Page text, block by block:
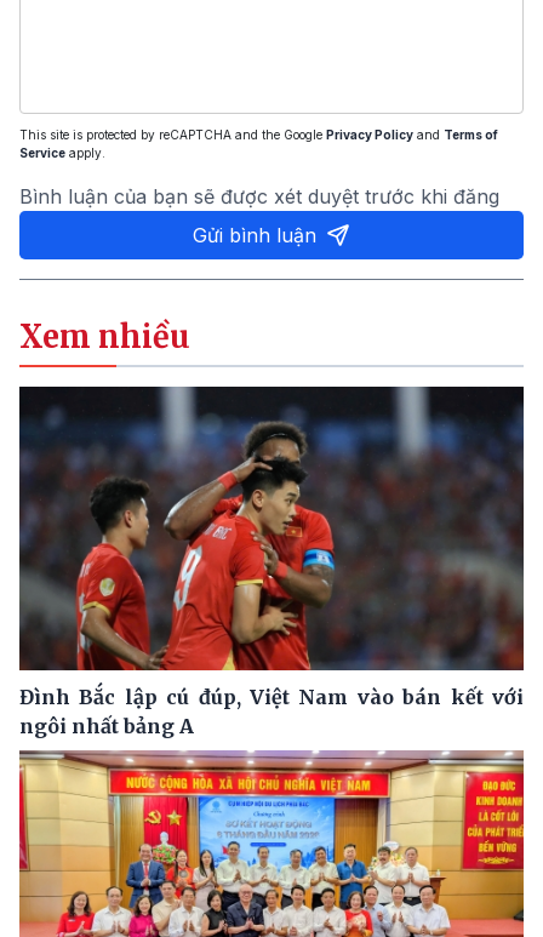
This site is protected by reCAPTCHA and the Google Privacy Policy and Terms of
Service apply.
Bình luận của bạn sẽ được xét duyệt trước khi đăng
Gửi bình luận
Xem nhiều
Đình Bắc lập cú đúp, Việt Nam vào bán kết với
ngôi nhất bảng A